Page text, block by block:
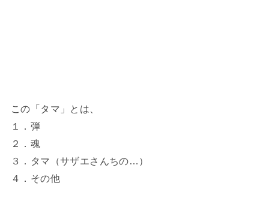
この「タマ」とは、
１．弾
２．魂
３．タマ（サザエさんちの…）
４．その他